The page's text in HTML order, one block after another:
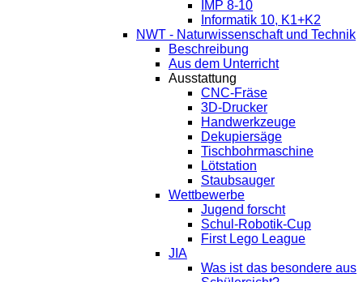
IMP 8-10
Informatik 10, K1+K2
NWT - Naturwissenschaft und Technik
Beschreibung
Aus dem Unterricht
Ausstattung
CNC-Fräse
3D-Drucker
Handwerkzeuge
Dekupiersäge
Tischbohrmaschine
Lötstation
Staubsauger
Wettbewerbe
Jugend forscht
Schul-Robotik-Cup
First Lego League
JIA
Was ist das besondere aus